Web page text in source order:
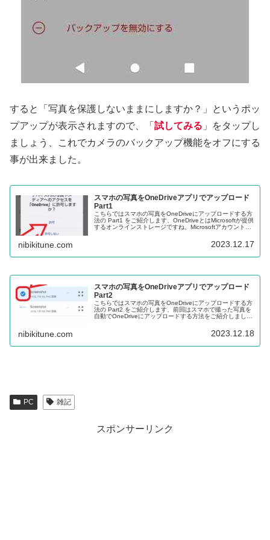
すると「写真を保護しないままにしますか？」というポッ
プアップが表示されますので、「 試してみる 」をタップし
ましょう、これでカメラのバックアップ機能をオフにする
事が出来ました。
スマホの写真をOneDriveアプリでアップロード
Part1
こちらではスマホの写真をOneDriveにアップロードする方
法の Part1 をご紹介します、OneDriveとはMicrosoftが提供
するオンラインストレージですね、Microsoftアカウントを
nibikitune.com 2023.12.17
スマホの写真をOneDriveアプリでアップロード
Part2
こちらではスマホの写真をOneDriveにアップロードする方
法の Part2 をご紹介します、前回はスマホで撮った写真を
自動でOneDriveにアップロードする方法をご紹介しました
nibikitune.com 2023.12.18
PC 雑記
スポンサーリンク